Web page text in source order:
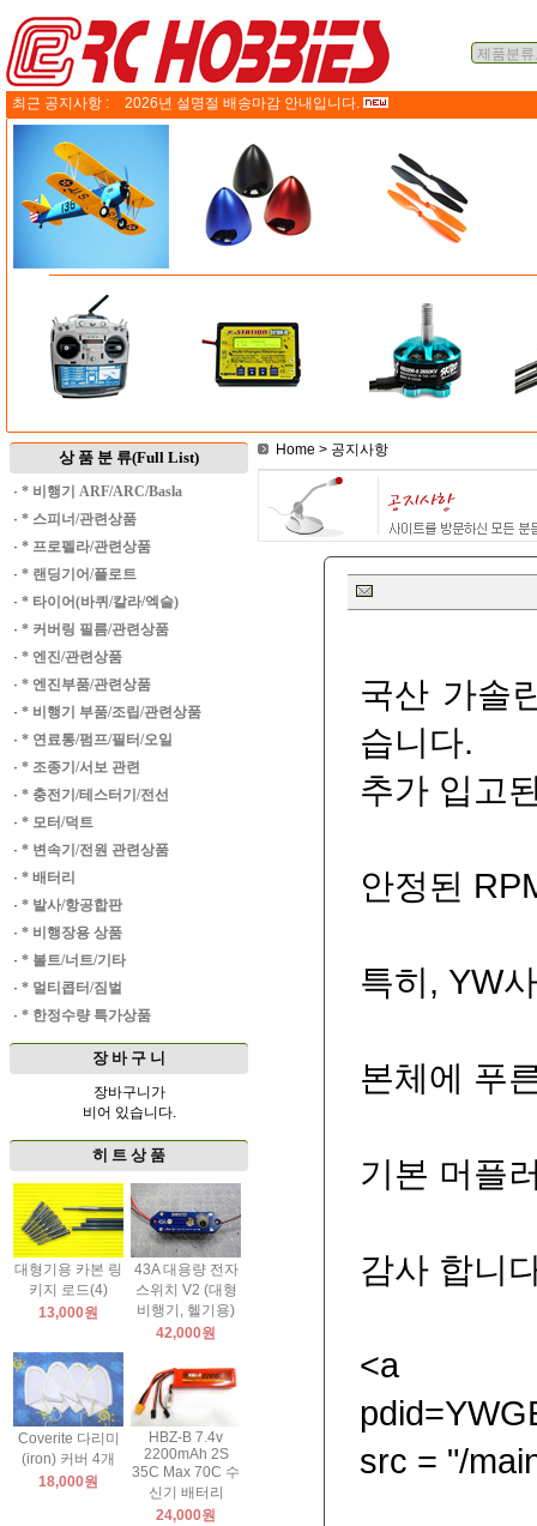
최근 공지사항 : 2026년 설명절 배송마감 안내입니다.
상 품 분 류(Full List)
· * 비행기 ARF/ARC/Basla
· * 스피너/관련상품
· * 프로펠라/관련상품
· * 랜딩기어/플로트
· * 타이어(바퀴/칼라/엑슬)
· * 커버링 필름/관련상품
· * 엔진/관련상품
· * 엔진부품/관련상품
· * 비행기 부품/조립/관련상품
· * 연료통/펌프/필터/오일
· * 조종기/서보 관련
· * 충전기/테스터기/전선
· * 모터/덕트
· * 변속기/전원 관련상품
· * 배터리
· * 발사/항공합판
· * 비행장용 상품
· * 볼트/너트/기타
· * 멀티콥터/짐벌
· * 한정수량 특가상품
장 바 구 니
장바구니가
비어 있습니다.
히 트 상 품
대형기용 카본 링
키지 로드(4)
13,000원
43A 대용량 전자
스위치 V2 (대형
비행기, 헬기용)
42,000원
Coverite 다리미
(iron) 커버 4개
18,000원
HBZ-B 7.4v
2200mAh 2S
35C Max 70C 수
신기 배터리
24,000원
Home > 공지사항
국산 가솔
습니다.
추가 입고
안정된
특히, YW
본체에 푸
기본 머플
감사 합니
<a
src = "/